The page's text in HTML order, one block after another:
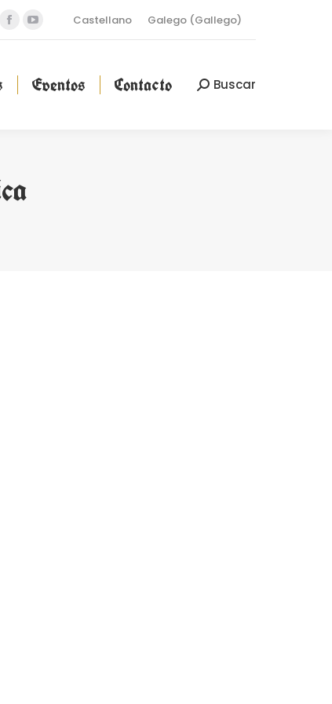
Facebook
in
YouTube
in
Castellano Galego (Gallego)
Eventos Contacto Buscar:
Buscar
Eventos Contacto Buscar